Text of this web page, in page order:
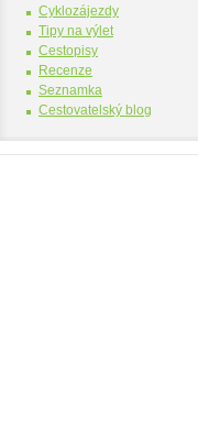
Cyklozájezdy
Tipy na výlet
Cestopisy
Recenze
Seznamka
Cestovatelský blog